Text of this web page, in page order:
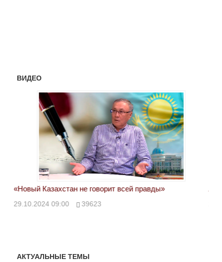
ВИДЕО
«Новый Казахстан не говорит всей правды»
29.10.2024 09:00 39623
АКТУАЛЬНЫЕ ТЕМЫ